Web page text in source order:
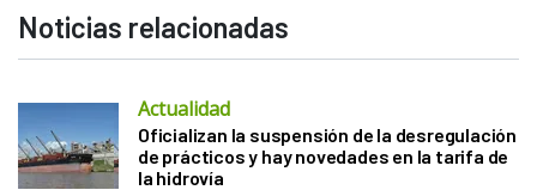
Noticias relacionadas
Actualidad
Oficializan la suspensión de la desregulación
de prácticos y hay novedades en la tarifa de
la hidrovía